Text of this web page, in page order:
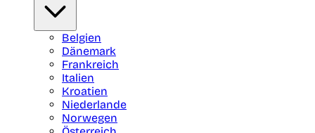
Belgien
Dänemark
Frankreich
Italien
Kroatien
Niederlande
Norwegen